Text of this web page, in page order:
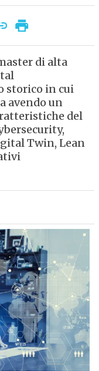
di alta
storico in cui
avendo un
del
Twin, Lean